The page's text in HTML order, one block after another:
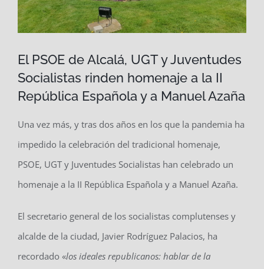
El PSOE de Alcalá, UGT y Juventudes
Socialistas rinden homenaje a la II
República Española y a Manuel Azaña
Una vez más, y tras dos años en los que la pandemia ha
impedido la celebración del tradicional homenaje,
PSOE, UGT y Juventudes Socialistas han celebrado un
homenaje a la II República Española y a Manuel Azaña.
El secretario general de los socialistas complutenses y
alcalde de la ciudad, Javier Rodríguez Palacios, ha
recordado «los ideales republicanos: hablar de la